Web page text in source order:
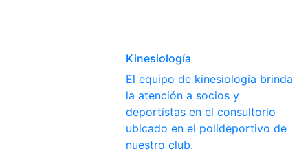
Kinesiología
El equipo de kinesiología brinda
la atención a socios y
deportistas en el consultorio
ubicado en el polideportivo de
nuestro club.